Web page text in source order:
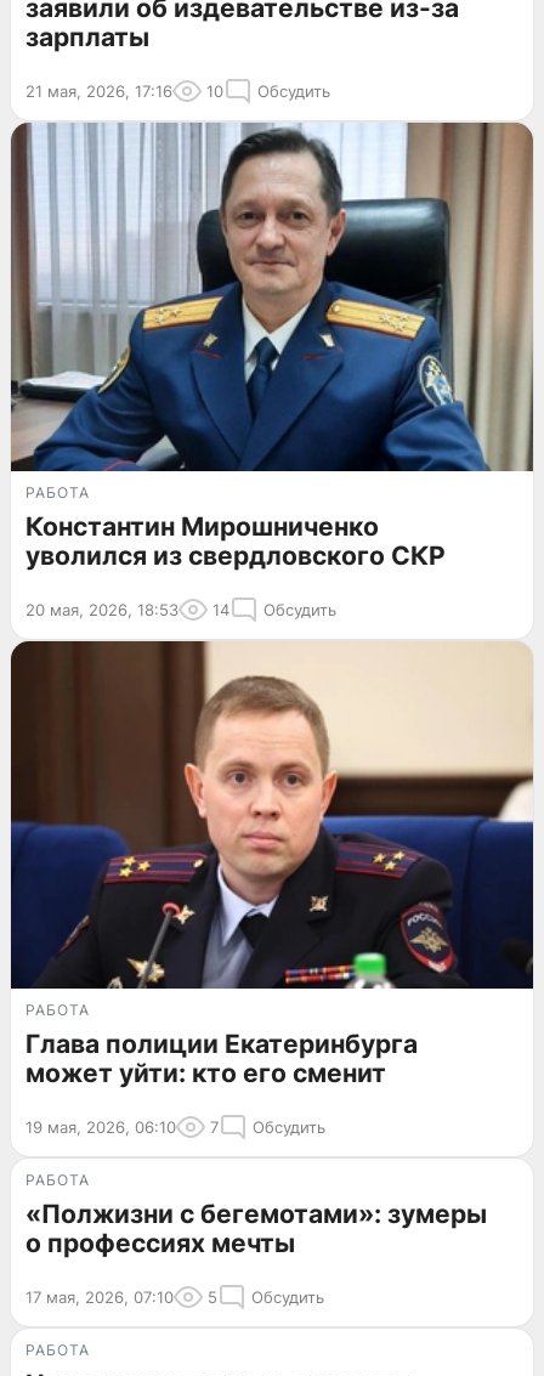
заявили об издевательстве из-за
зарплаты
21 мая, 2026, 17:16 10 Обсудить
РАБОТА
Константин Мирошниченко
уволился из свердловского СКР
20 мая, 2026, 18:53 14 Обсудить
РАБОТА
Глава полиции Екатеринбурга
может уйти: кто его сменит
19 мая, 2026, 06:10 7 Обсудить
РАБОТА
«Полжизни с бегемотами»: зумеры
о профессиях мечты
17 мая, 2026, 07:10 5 Обсудить
РАБОТА